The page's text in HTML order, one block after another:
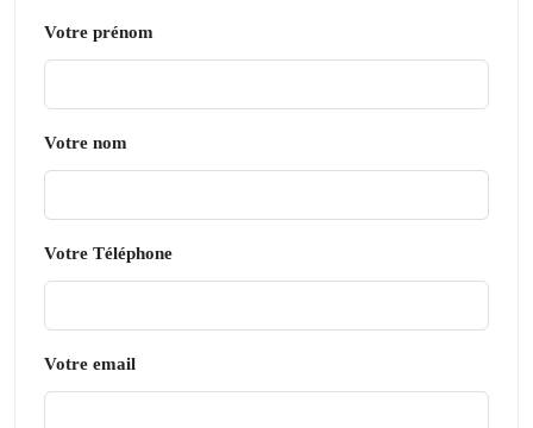
Votre prénom
Votre nom
Votre Téléphone
Votre email